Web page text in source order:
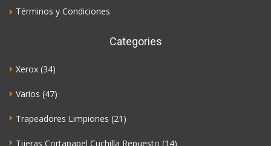
Términos y Condiciones
Categories
Xerox (34)
Varios (47)
Trapeadores Limpiones (21)
Tijeras Cortapapel Cuchilla Repuesto (14)